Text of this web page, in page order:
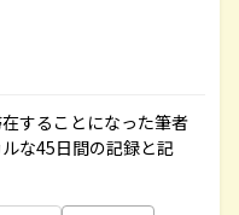
することになった筆者
な45日間の記録と記